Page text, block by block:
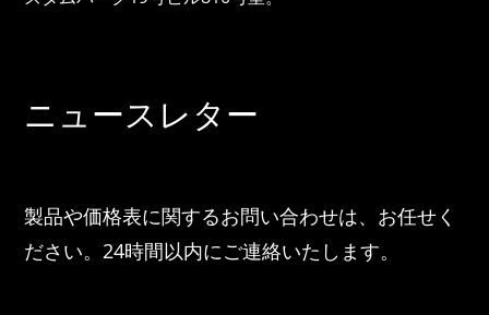
ニュースレター
製品や価格表に関するお問い合わせは、お任せく
ださい。24時間以内にご連絡いたします。